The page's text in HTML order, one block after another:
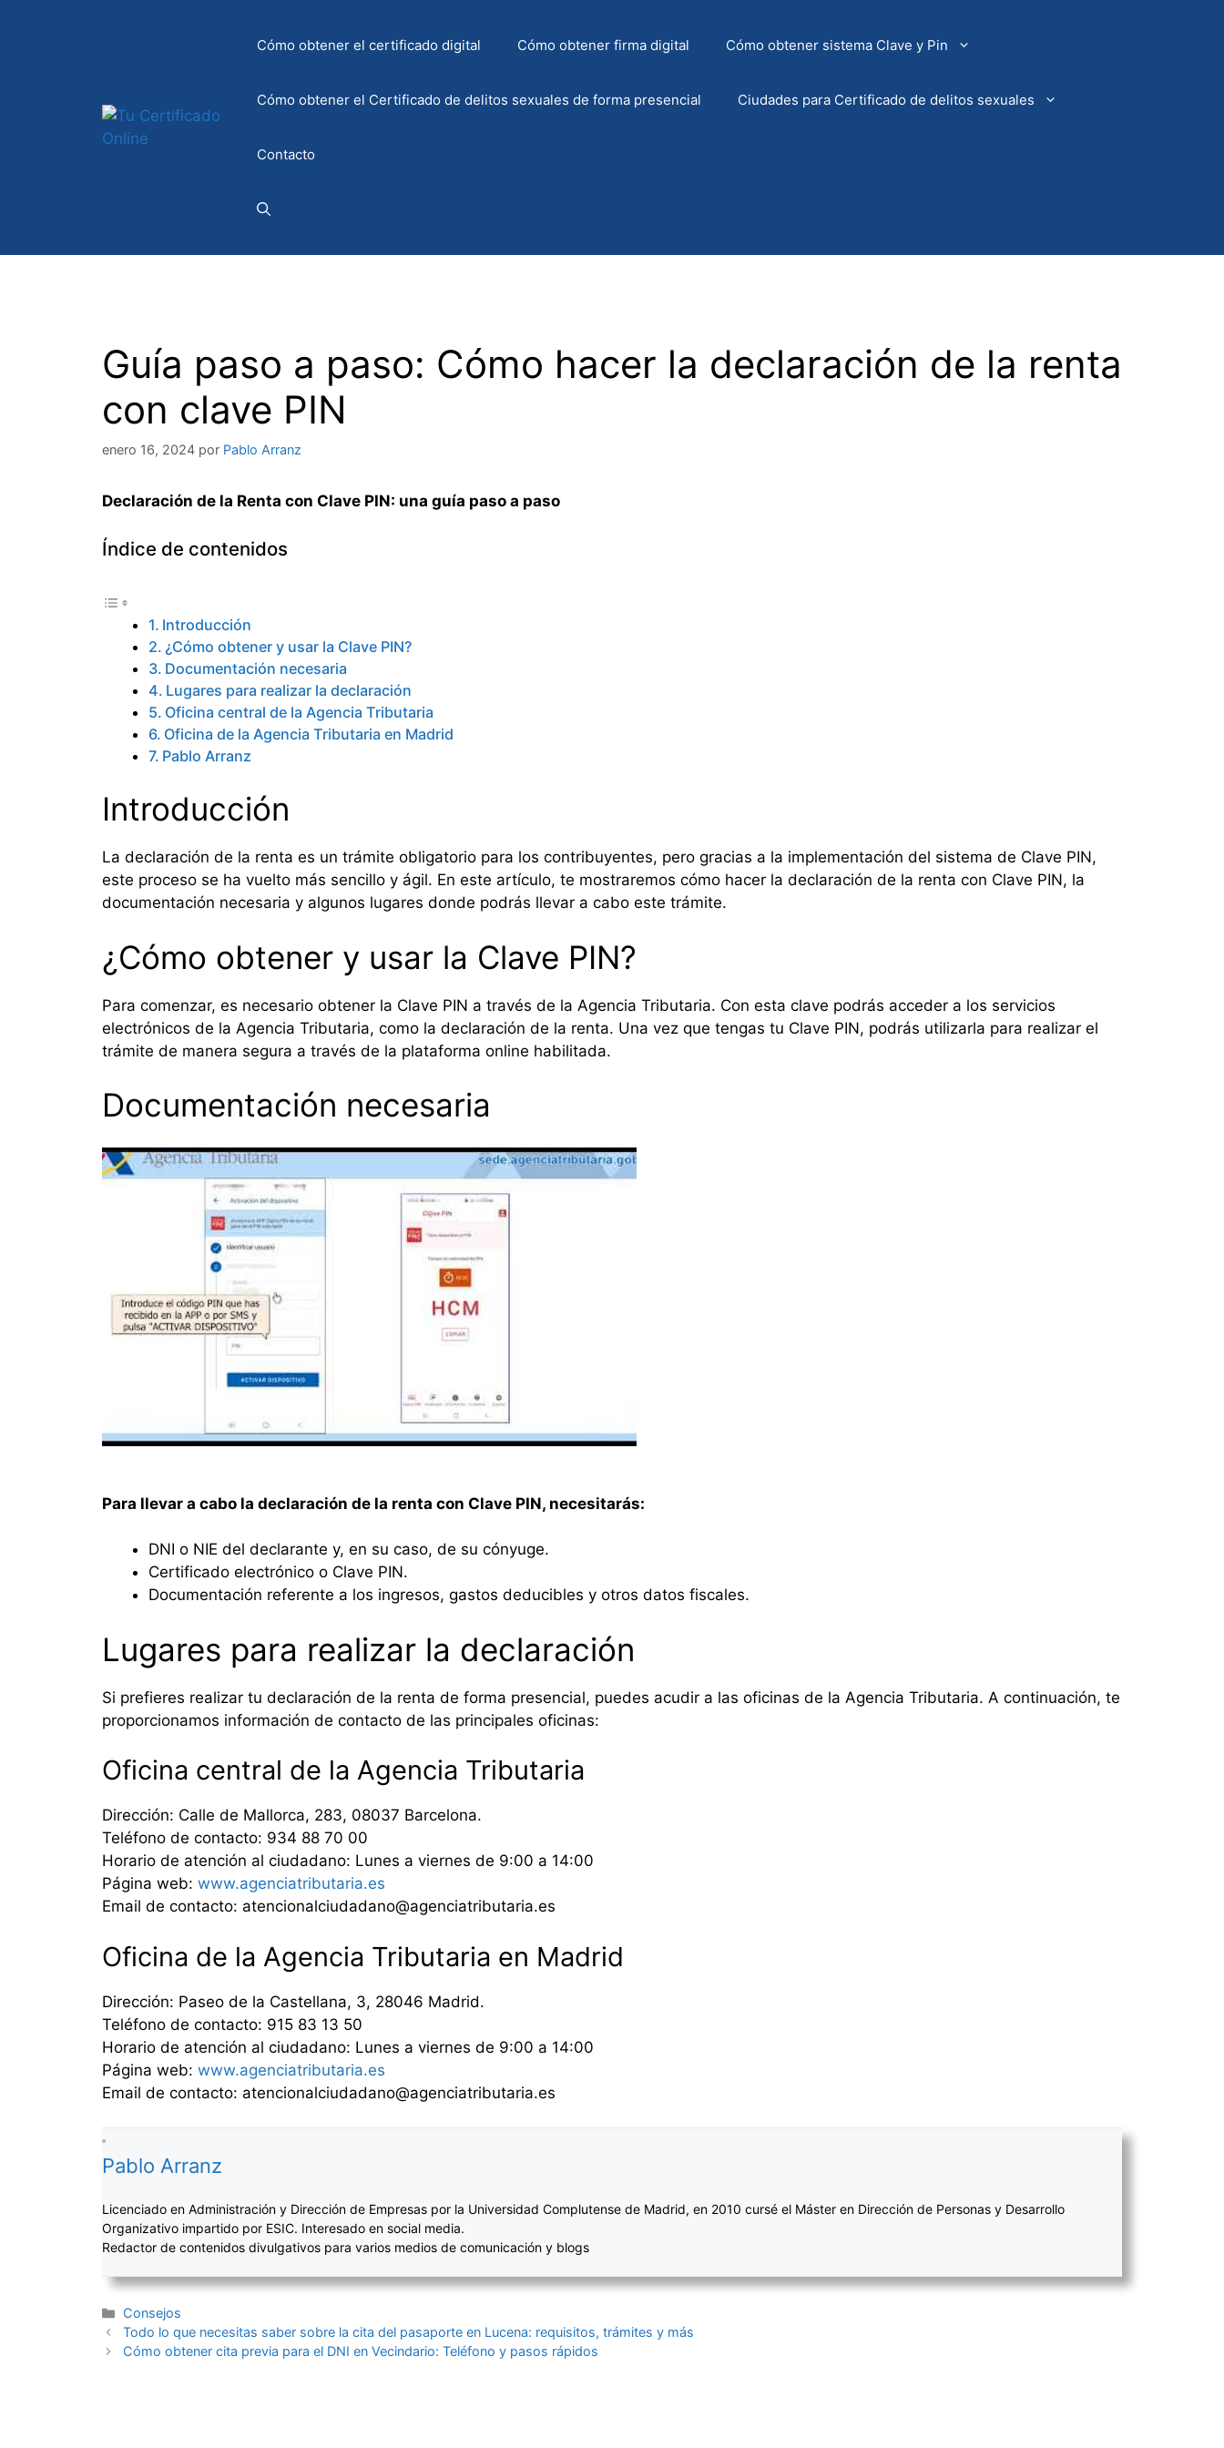
Cómo obtener el certificado digital Cómo obtener firma digital Cómo obtener sistema Clave y Pin
Cómo obtener el Certificado de delitos sexuales de forma presencial Ciudades para Certificado de delitos sexuales
Contacto
Guía paso a paso: Cómo hacer la declaración de la renta
con clave PIN
enero 16, 2024 por Pablo Arranz
Declaración de la Renta con Clave PIN: una guía paso a paso
Índice de contenidos
Introducción
¿Cómo obtener y usar la Clave PIN?
Documentación necesaria
Lugares para realizar la declaración
Oficina central de la Agencia Tributaria
Oficina de la Agencia Tributaria en Madrid
Pablo Arranz
Introducción
La declaración de la renta es un trámite obligatorio para los contribuyentes, pero gracias a la implementación del sistema de Clave PIN,
este proceso se ha vuelto más sencillo y ágil. En este artículo, te mostraremos cómo hacer la declaración de la renta con Clave PIN, la
documentación necesaria y algunos lugares donde podrás llevar a cabo este trámite.
¿Cómo obtener y usar la Clave PIN?
Para comenzar, es necesario obtener la Clave PIN a través de la Agencia Tributaria. Con esta clave podrás acceder a los servicios
electrónicos de la Agencia Tributaria, como la declaración de la renta. Una vez que tengas tu Clave PIN, podrás utilizarla para realizar el
trámite de manera segura a través de la plataforma online habilitada.
Documentación necesaria
Para llevar a cabo la declaración de la renta con Clave PIN, necesitarás:
DNI o NIE del declarante y, en su caso, de su cónyuge.
Certificado electrónico o Clave PIN.
Documentación referente a los ingresos, gastos deducibles y otros datos fiscales.
Lugares para realizar la declaración
Si prefieres realizar tu declaración de la renta de forma presencial, puedes acudir a las oficinas de la Agencia Tributaria. A continuación, te
proporcionamos información de contacto de las principales oficinas:
Oficina central de la Agencia Tributaria
Dirección: Calle de Mallorca, 283, 08037 Barcelona.
Teléfono de contacto: 934 88 70 00
Horario de atención al ciudadano: Lunes a viernes de 9:00 a 14:00
Página web: www.agenciatributaria.es
Email de contacto: atencionalciudadano@agenciatributaria.es
Oficina de la Agencia Tributaria en Madrid
Dirección: Paseo de la Castellana, 3, 28046 Madrid.
Teléfono de contacto: 915 83 13 50
Horario de atención al ciudadano: Lunes a viernes de 9:00 a 14:00
Página web: www.agenciatributaria.es
Email de contacto: atencionalciudadano@agenciatributaria.es
Pablo Arranz
Licenciado en Administración y Dirección de Empresas por la Universidad Complutense de Madrid, en 2010 cursé el Máster en Dirección de Personas y Desarrollo
Organizativo impartido por ESIC. Interesado en social media.
Redactor de contenidos divulgativos para varios medios de comunicación y blogs
Categorías
Consejos
Navegación
de
Todo lo que necesitas saber sobre la cita del pasaporte en Lucena: requisitos, trámites y más
Cómo obtener cita previa para el DNI en Vecindario: Teléfono y pasos rápidos